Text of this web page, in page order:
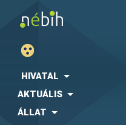
HIVATAL
AKTUÁLIS
ÁLLAT